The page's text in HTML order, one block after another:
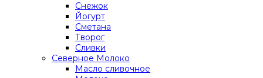
Снежок
Йогурт
Сметана
Творог
Сливки
Северное Молоко
Масло сливочное